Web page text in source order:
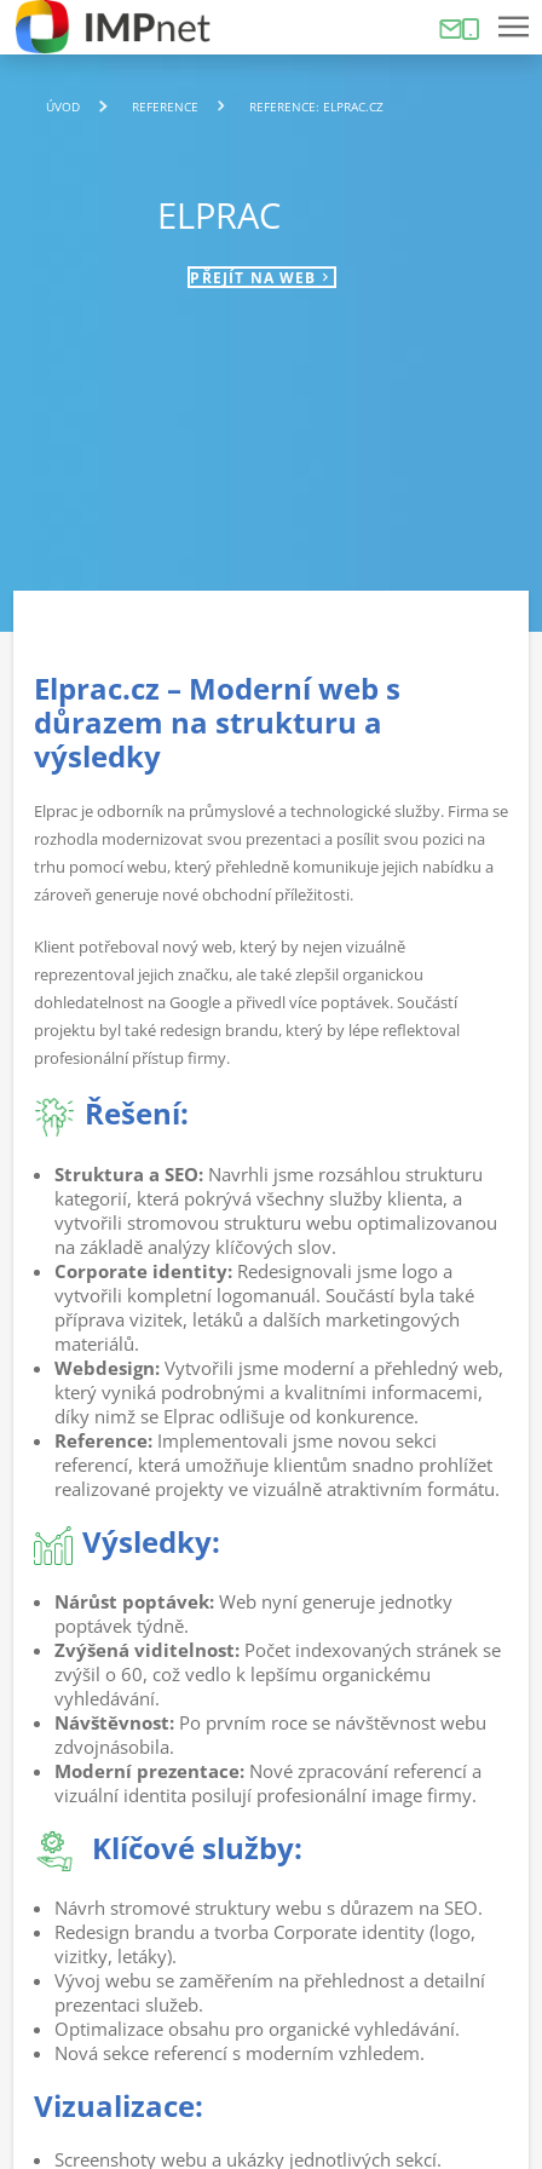
ÚVOD REFERENCE REFERENCE: ELPRAC.CZ
ELPRAC
PŘEJÍT NA WEB
Elprac.cz – Moderní web s
důrazem na strukturu a
výsledky
Elprac je odborník na průmyslové a technologické služby. Firma se
rozhodla modernizovat svou prezentaci a posílit svou pozici na
trhu pomocí webu, který přehledně komunikuje jejich nabídku a
zároveň generuje nové obchodní příležitosti.
Klient potřeboval nový web, který by nejen vizuálně
reprezentoval jejich značku, ale také zlepšil organickou
dohledatelnost na Google a přivedl více poptávek. Součástí
projektu byl také redesign brandu, který by lépe reflektoval
profesionální přístup firmy.
Řešení:
Struktura a SEO:Navrhli jsme rozsáhlou strukturu
kategorií, která pokrývá všechny služby klienta, a
vytvořili stromovou strukturu webu optimalizovanou
na základě analýzy klíčových slov.
Corporate identity:Redesignovali jsme logo a
vytvořili kompletní logomanuál. Součástí byla také
příprava vizitek, letáků a dalších marketingových
materiálů.
Webdesign:Vytvořili jsme moderní a přehledný web,
který vyniká podrobnými a kvalitními informacemi,
díky nimž se Elprac odlišuje od konkurence.
Reference:Implementovali jsme novou sekci
referencí, která umožňuje klientům snadno prohlížet
realizované projekty ve vizuálně atraktivním formátu.
Výsledky:
Nárůst poptávek:Web nyní generuje jednotky
poptávek týdně.
Zvýšená viditelnost:Počet indexovaných stránek se
zvýšil o 60, což vedlo k lepšímu organickému
vyhledávání.
Návštěvnost:Po prvním roce se návštěvnost webu
zdvojnásobila.
Moderní prezentace:Nové zpracování referencí a
vizuální identita posilují profesionální image firmy.
Klíčové služby:
Návrh stromové struktury webu s důrazem na SEO.
Redesign brandu a tvorba Corporate identity (logo,
vizitky, letáky).
Vývoj webu se zaměřením na přehlednost a detailní
prezentaci služeb.
Optimalizace obsahu pro organické vyhledávání.
Nová sekce referencí s moderním vzhledem.
Vizualizace:
Screenshoty webu a ukázky jednotlivých sekcí.